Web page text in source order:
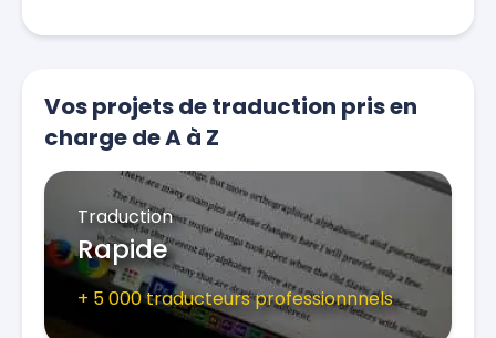
Vos projets de traduction pris en
charge de A à Z
Traduction
Rapide
+ 5 000 traducteurs professionnnels